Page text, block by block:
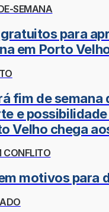
SEMANA
para
em Porto
fim de semana
e
Velho chega
CONFLITO
motivos para